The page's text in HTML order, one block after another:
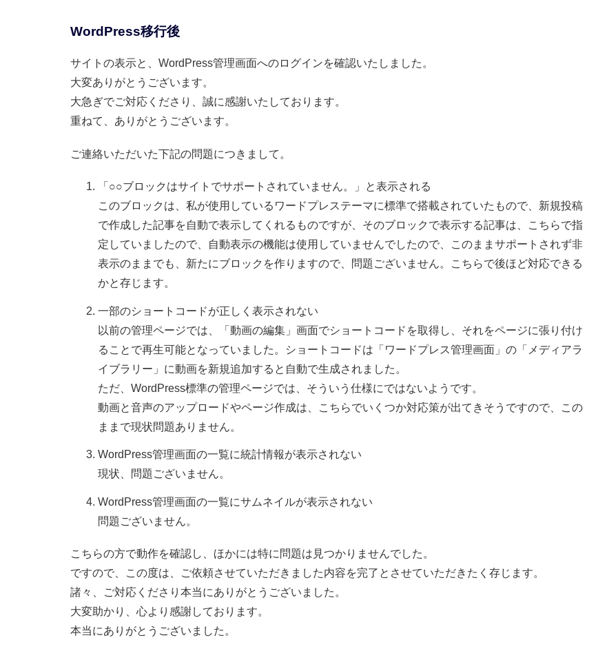
WordPress移行後
サイトの表示と、WordPress管理画面へのログインを確認いたしました。
大変ありがとうございます。
大急ぎでご対応くださり、誠に感謝いたしております。
重ねて、ありがとうございます。
ご連絡いただいた下記の問題につきまして。
「○○ブロックはサイトでサポートされていません。」と表示される
このブロックは、私が使用しているワードプレステーマに標準で搭載されていたもので、新規投稿
で作成した記事を自動で表示してくれるものですが、そのブロックで表示する記事は、こちらで指
定していましたので、自動表示の機能は使用していませんでしたので、このままサポートされず非
表示のままでも、新たにブロックを作りますので、問題ございません。こちらで後ほど対応できる
かと存じます。
一部のショートコードが正しく表示されない
以前の管理ページでは、「動画の編集」画面でショートコードを取得し、それをページに張り付け
ることで再生可能となっていました。ショートコードは「ワードプレス管理画面」の「メディアラ
イブラリー」に動画を新規追加すると自動で生成されました。
ただ、WordPress標準の管理ページでは、そういう仕様にではないようです。
動画と音声のアップロードやページ作成は、こちらでいくつか対応策が出てきそうですので、この
ままで現状問題ありません。
WordPress管理画面の一覧に統計情報が表示されない
現状、問題ございません。
WordPress管理画面の一覧にサムネイルが表示されない
問題ございません。
こちらの方で動作を確認し、ほかには特に問題は見つかりませんでした。
ですので、この度は、ご依頼させていただきました内容を完了とさせていただきたく存じます。
諸々、ご対応くださり本当にありがとうございました。
大変助かり、心より感謝しております。
本当にありがとうございました。